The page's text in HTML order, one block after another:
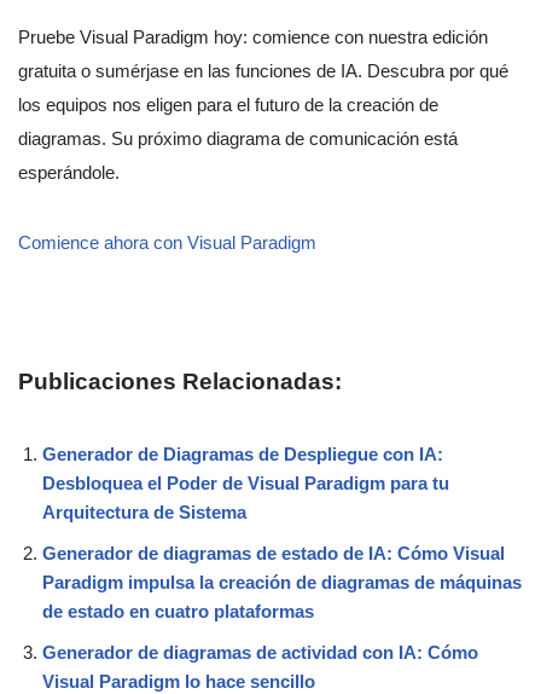
Pruebe Visual Paradigm hoy: comience con nuestra edición
gratuita o sumérjase en las funciones de IA. Descubra por qué
los equipos nos eligen para el futuro de la creación de
diagramas. Su próximo diagrama de comunicación está
esperándole.
Comience ahora con Visual Paradigm
Publicaciones Relacionadas:
Generador de Diagramas de Despliegue con IA:
Desbloquea el Poder de Visual Paradigm para tu
Arquitectura de Sistema
Generador de diagramas de estado de IA: Cómo Visual
Paradigm impulsa la creación de diagramas de máquinas
de estado en cuatro plataformas
Generador de diagramas de actividad con IA: Cómo
Visual Paradigm lo hace sencillo